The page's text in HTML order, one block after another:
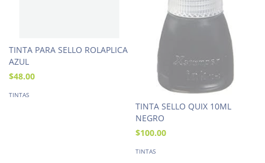
TINTA PARA SELLO ROLAPLICA
AZUL
$48.00
TINTAS
TINTA SELLO QUIX 10ML
NEGRO
$100.00
TINTAS